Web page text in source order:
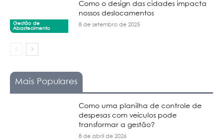
Gestão de
Abastecimento
Como o design das cidades impacta
nossos deslocamentos
8 de setembro de 2025
Mais Populares
Como uma planilha de controle de
despesas com veículos pode
transformar a gestão?
8 de abril de 2026